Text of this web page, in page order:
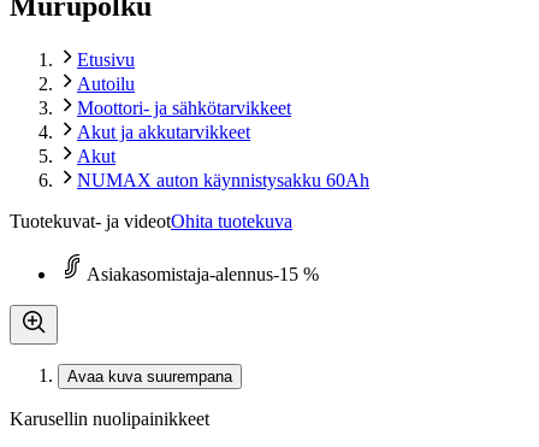
Etusivu
Autoilu
Moottori- ja sähkötarvikkeet
Akut ja akkutarvikkeet
Akut
NUMAX auton käynnistysakku 60Ah
Tuotekuvat- ja videotOhita tuotekuva
Asiakasomistaja-alennus-15 %
Avaa kuva suurempana
Karusellin nuolipainikkeet